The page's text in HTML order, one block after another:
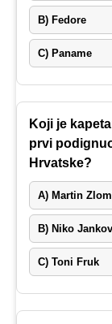
B) Fedore
C) Paname
Koji je
prvi
Hrvatske?
A) Martin
B) Niko
C) Toni Fruk